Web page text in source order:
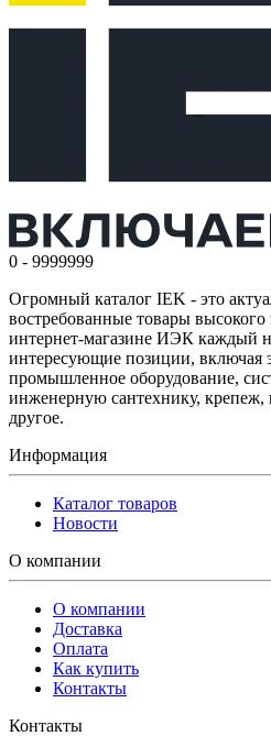
0 - 9999999
Огромный каталог IEK - это
востребованные товары
интернет-магазине ИЭК каждый
интересующие позиции, включая
промышленное оборудование,
инженерную сантехнику, крепеж,
другое.
Информация
Каталог товаров
Новости
О компании
О компании
Доставка
Оплата
Как купить
Контакты
Контакты